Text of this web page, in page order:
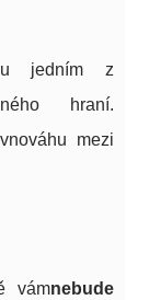
jedním z
hraní.
mezi
vámnebude